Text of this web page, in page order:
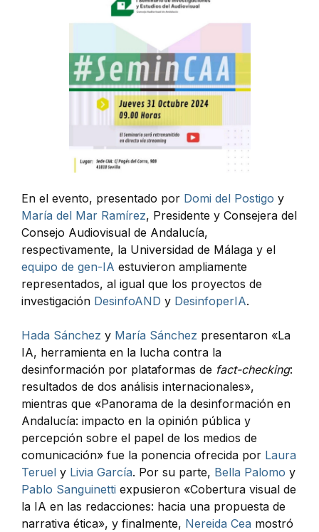
En el evento, presentado por Domi del Postigo y
María del Mar Ramírez, Presidente y Consejera del
Consejo Audiovisual de Andalucía,
respectivamente, la Universidad de Málaga y el
equipo de gen-IA estuvieron ampliamente
representados, al igual que los proyectos de
investigación DesinfoAND y DesinfoperIA.
Hada Sánchez y María Sánchez presentaron «La
IA, herramienta en la lucha contra la
desinformación por plataformas de fact-checking:
resultados de dos análisis internacionales»,
mientras que «Panorama de la desinformación en
Andalucía: impacto en la opinión pública y
percepción sobre el papel de los medios de
comunicación» fue la ponencia ofrecida por Laura
Teruel y Livia García. Por su parte, Bella Palomo y
Pablo Sanguinetti expusieron «Cobertura visual de
la IA en las redacciones: hacia una propuesta de
narrativa ética», y finalmente, Nereida Cea mostró